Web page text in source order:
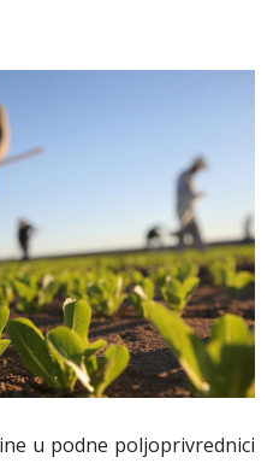
u podne poljoprivrednici